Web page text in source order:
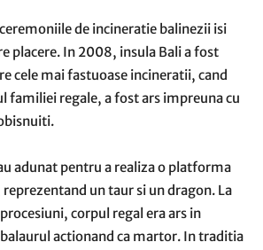
de incineratie balinezii isi
placere. In 2008, insula Bali a fost
cele mai fastuoase incineratii, cand
familiei regale, a fost ars impreuna cu
adunat pentru a realiza o platforma
un taur si un dragon. La
corpul regal era ars in
actionand ca martor. In traditia